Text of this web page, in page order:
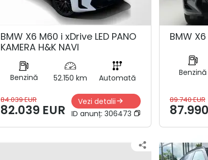
BMW X6 M60 i xDrive LED PANO
KAMERA H&K NAVI
Benzină 52.150 km Automată
84.039 EUR
82.039 EUR
Vezi detalii
ID anunț: 306473
BMW
Benzină
89.740 EUR